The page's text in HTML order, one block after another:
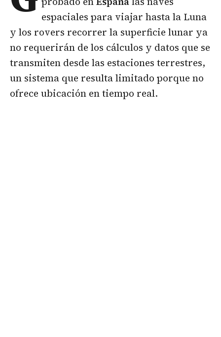
espaciales para viajar hasta la Luna
y los rovers recorrer la superficie lunar ya
no requerirán de los cálculos y datos que se
transmiten desde las estaciones terrestres,
un sistema que resulta limitado porque no
ofrece ubicación en tiempo real.